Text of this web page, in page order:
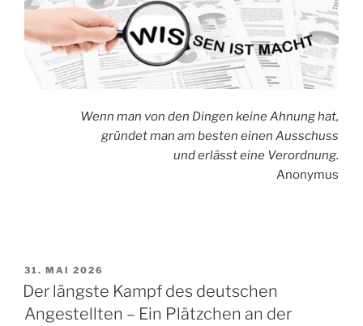
Wenn man von den Dingen keine Ahnung hat,
gründet man am besten einen Ausschuss
und erlässt eine Verordnung.
Anonymus
VERÖFFENTLICHT
AM
31. MAI 2026
Der längste Kampf des deutschen
Angestellten – Ein Plätzchen an der